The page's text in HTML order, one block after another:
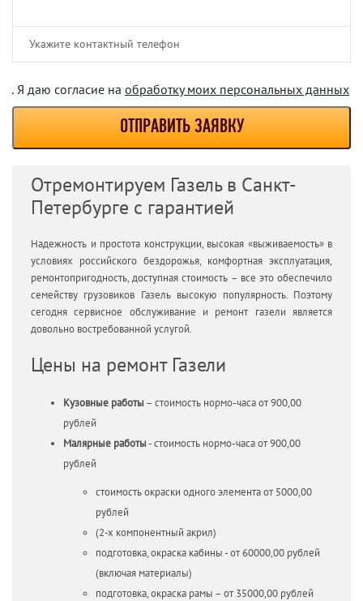
Я даю согласие на обработку моих персональных данных
ОТПРАВИТЬ ЗАЯВКУ
Отремонтируем Газель в Санкт-
Петербурге с гарантией
Надежность и простота конструкции, высокая «выживаемость» в
условиях российского бездорожья, комфортная эксплуатация,
ремонтопригодность, доступная стоимость – все это обеспечило
семейству грузовиков Газель высокую популярность. Поэтому
сегодня сервисное обслуживание и ремонт газели является
довольно востребованной услугой.
Цены на ремонт Газели
Кузовные работы – стоимость нормо-часа от 900,00
рублей
Малярные работы- стоимость нормо-часа от 900,00
рублей
стоимость окраски одного элемента от 5000,00
рублей
(2-х компонентный акрил)
подготовка, окраска кабины - от 60000,00 рублей
(включая материалы)
подготовка, окраска рамы – от 35000,00 рублей